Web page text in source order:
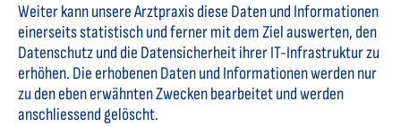
Weiter kann unsere Arztpraxis diese Daten und Informationen
einerseits statistisch und ferner mit dem Ziel auswerten, den
Datenschutz und die Datensicherheit ihrer IT-Infrastruktur zu
erhöhen. Die erhobenen Daten und Informationen werden nur
zu den eben erwähnten Zwecken bearbeitet und werden
anschliessend gelöscht.